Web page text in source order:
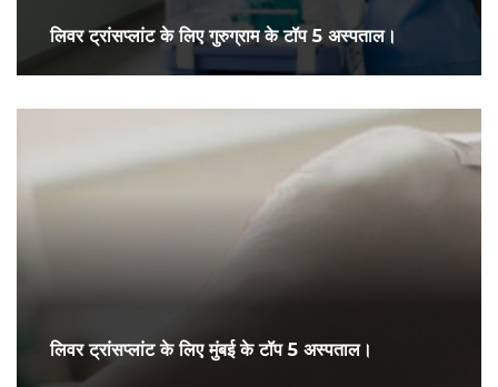
लिवर ट्रांसप्लांट के लिए गुरुग्राम के टॉप 5 अस्पताल।
लिवर ट्रांसप्लांट के लिए मुंबई के टॉप 5 अस्पताल।